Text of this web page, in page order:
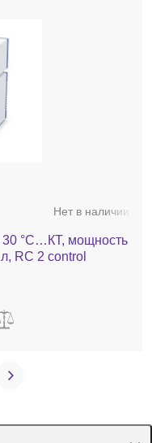
Нет в наличии
30 °C…КТ, мощность
RC 2 control